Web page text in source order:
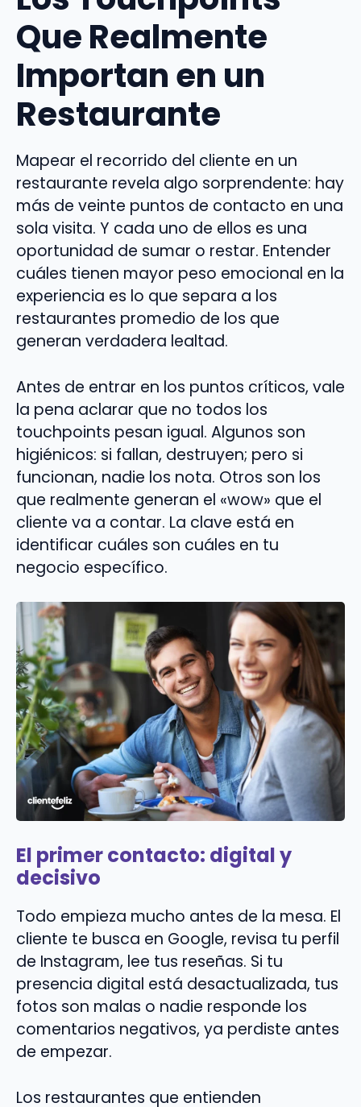
Que Realmente
Importan en un
Restaurante
Mapear el recorrido del cliente en un
restaurante revela algo sorprendente: hay
más de veinte puntos de contacto en una
sola visita. Y cada uno de ellos es una
oportunidad de sumar o restar. Entender
cuáles tienen mayor peso emocional en la
experiencia es lo que separa a los
restaurantes promedio de los que
generan verdadera lealtad.
Antes de entrar en los puntos críticos, vale
la pena aclarar que no todos los
touchpoints pesan igual. Algunos son
higiénicos: si fallan, destruyen; pero si
funcionan, nadie los nota. Otros son los
que realmente generan el «wow» que el
cliente va a contar. La clave está en
identificar cuáles son cuáles en tu
negocio específico.
El primer contacto: digital y
decisivo
Todo empieza mucho antes de la mesa. El
cliente te busca en Google, revisa tu perfil
de Instagram, lee tus reseñas. Si tu
presencia digital está desactualizada, tus
fotos son malas o nadie responde los
comentarios negativos, ya perdiste antes
de empezar.
Los restaurantes que entienden